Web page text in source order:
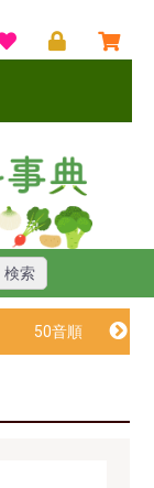
50音順